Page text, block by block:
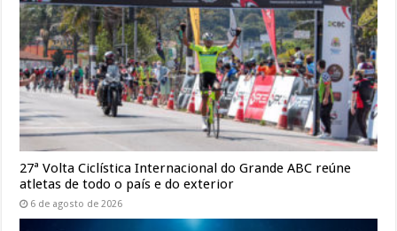
27ª Volta Ciclística Internacional do Grande ABC reúne
atletas de todo o país e do exterior
6 de agosto de 2026